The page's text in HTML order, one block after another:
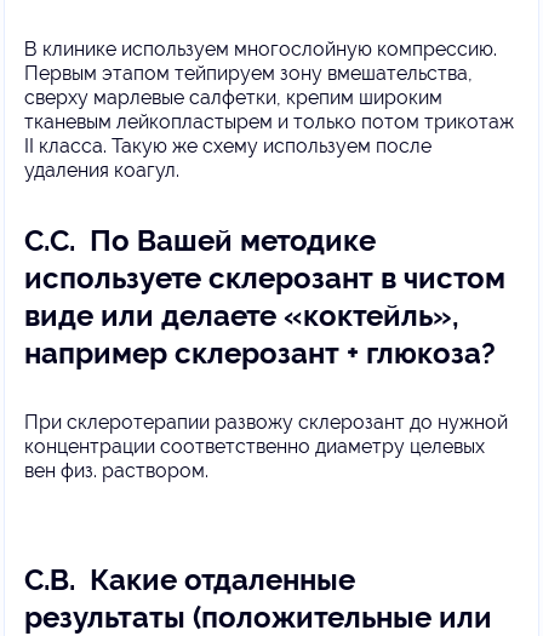
В клинике используем многослойную компрессию.
Первым этапом тейпируем зону вмешательства,
сверху марлевые салфетки, крепим широким
тканевым лейкопластырем и только потом трикотаж
II класса. Такую же схему используем после
удаления коагул.
С.С. По Вашей методике
используете склерозант в чистом
виде или делаете «коктейль»,
например склерозант + глюкоза?
При склеротерапии развожу склерозант до нужной
концентрации соответственно диаметру целевых
вен физ. раствором.
С.В. Какие отдаленные
результаты (положительные или